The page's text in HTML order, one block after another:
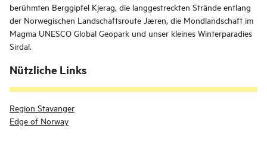
berühmten Berggipfel Kjerag, die langgestreckten Strände entlang
der Norwegischen Landschaftsroute Jæren, die Mondlandschaft im
Magma UNESCO Global Geopark und unser kleines Winterparadies
Sirdal.
Nützliche Links
Region Stavanger
Edge of Norway